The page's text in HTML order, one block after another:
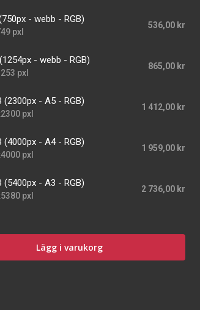
- webb - RGB)
pxl
536,00 kr
- webb - RGB)
pxl
865,00 kr
(2300px - A5 - RGB)
pxl
1 412,00 kr
(4000px - A4 - RGB)
pxl
1 959,00 kr
(5400px - A3 - RGB)
pxl
2 736,00 kr
Lägg i varukorg